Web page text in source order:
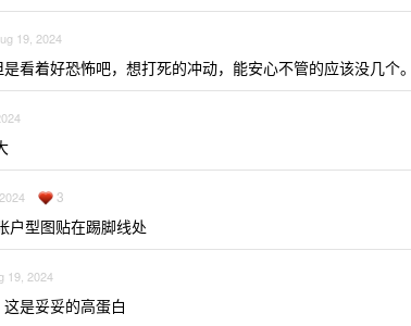
19, 2024
看着好恐怖吧，想打死的冲动，能安心不管的应该没几个。
3
户型图贴在踢脚线处
19, 2024
是妥妥的高蛋白